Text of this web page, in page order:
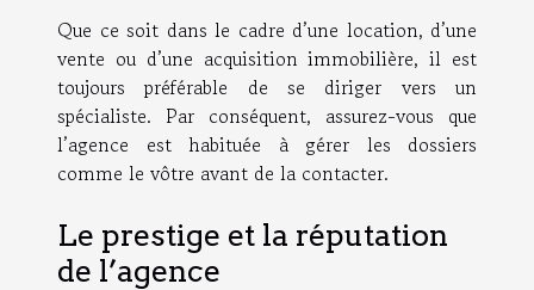
Que ce soit dans le cadre d’une location, d’une
vente ou d’une acquisition immobilière, il est
toujours préférable de se diriger vers un
spécialiste. Par conséquent, assurez-vous que
l’agence est habituée à gérer les dossiers
comme le vôtre avant de la contacter.
Le prestige et la réputation
de l’agence